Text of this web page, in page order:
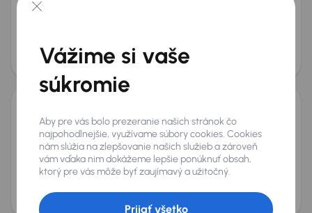
Po prvom majiteľovi
Mesačná splátka
od 84 €
Zlacnené o 3 300 €
Škoda Superb
202432 141 kmAutomatDiesel2.0 TDI142 kW4x4
Po prvom majiteľovi Servisná knižka 2.0 TDI
HUD
+9 ďalších
na mieru
Ušetríte 7 400 €
Vážime si vaše
súkromie
Aby pre vás bolo prezeranie našich stránok čo
najpohodlnejšie, využívame súbory cookies. Cookies
nám slúžia na zlepšovanie našich služieb a zároveň
vám vďaka nim dokážeme lepšie ponúknuť obsah,
ktorý pre vás môže byť zaujímavý a užitočný.
Prijať všetko